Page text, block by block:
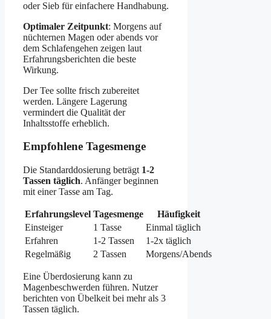
oder Sieb für einfachere Handhabung.
Optimaler Zeitpunkt: Morgens auf
nüchternen Magen oder abends vor
dem Schlafengehen zeigen laut
Erfahrungsberichten die beste
Wirkung.
Der Tee sollte frisch zubereitet
werden. Längere Lagerung
vermindert die Qualität der
Inhaltsstoffe erheblich.
Empfohlene Tagesmenge
Die Standarddosierung beträgt 1-2
Tassen täglich. Anfänger beginnen
mit einer Tasse am Tag.
Erfahrungslevel Tagesmenge
Häufigkeit
Einsteiger
1 Tasse
Einmal täglich
Erfahren
1-2 Tassen
1-2x täglich
Regelmäßig
2 Tassen Morgens/Abends
Eine Überdosierung kann zu
Magenbeschwerden führen. Nutzer
berichten von Übelkeit bei mehr als 3
Tassen täglich.